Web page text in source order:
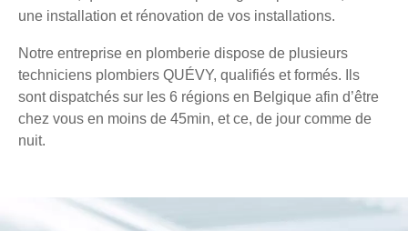
une installation et rénovation de vos installations.
Notre entreprise en plomberie dispose de plusieurs
techniciens plombiers QUÉVY, qualifiés et formés. Ils
sont dispatchés sur les 6 régions en Belgique afin d’être
chez vous en moins de 45min, et ce, de jour comme de
nuit.